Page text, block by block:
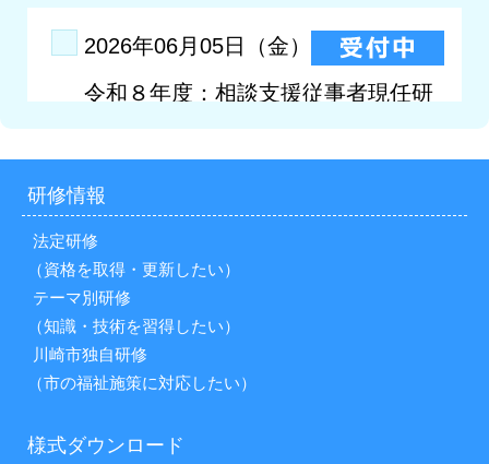
研修情報
法定研修
（資格を取得・更新したい）
テーマ別研修
（知識・技術を習得したい）
川崎市独自研修
（市の福祉施策に対応したい）
様式ダウンロード